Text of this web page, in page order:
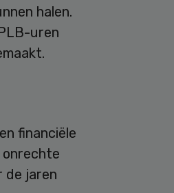
halen.
uren
financiële
onrechte
de jaren